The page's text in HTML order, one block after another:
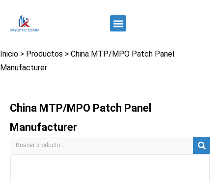
Inicio > Productos > China MTP/MPO Patch Panel
Manufacturer
China MTP/MPO Patch Panel
Manufacturer